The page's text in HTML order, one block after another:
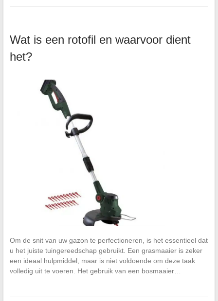
Wat is een rotofil en waarvoor dient
het?
Om de snit van uw gazon te perfectioneren, is het essentieel dat
u het juiste tuingereedschap gebruikt. Een grasmaaier is zeker
een ideaal hulpmiddel, maar is niet voldoende om deze taak
volledig uit te voeren. Het gebruik van een bosmaaier…